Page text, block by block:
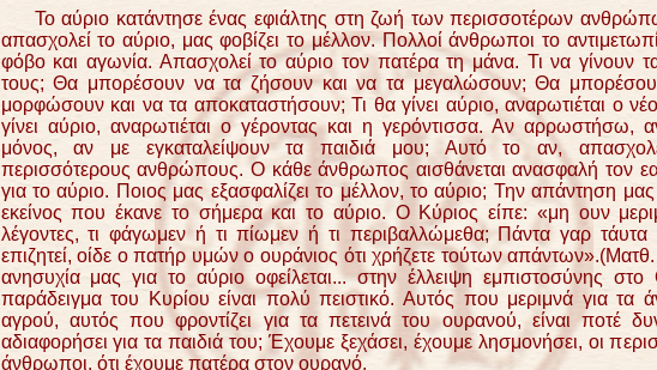
Το αύριο κατάντησε ένας εφιάλτης στη ζωή των περισσοτέρων
απασχολεί το αύριο, μας φοβίζει το μέλλον. Πολλοί άνθρωποι το
φόβο και αγωνία. Απασχολεί το αύριο τον πατέρα τη μάνα. Τι να γίνουν
τους; Θα μπορέσουν να τα ζήσουν και να τα μεγαλώσουν; Θα
μορφώσουν και να τα αποκαταστήσουν; Τι θα γίνει αύριο, αναρωτιέται ο
γίνει αύριο, αναρωτιέται ο γέροντας και η γερόντισσα. Αν αρρωστήσω,
μόνος, αν με εγκαταλείψουν τα παιδιά μου; Αυτό το αν,
περισσότερους ανθρώπους. Ο κάθε άνθρωπος αισθάνεται ανασφαλή τον
για το αύριο. Ποιος μας εξασφαλίζει το μέλλον, το αύριο; Την απάντηση μας
εκείνος που έκανε το σήμερα και το αύριο. Ο Κύριος είπε: «μη ουν
λέγοντες, τι φάγωμεν ή τι πίωμεν ή τι περιβαλλώμεθα; Πάντα γαρ τάυτα
επιζητεί, οίδε ο πατήρ υμών ο ουράνιος ότι χρήζετε τούτων
ανησυχία μας για το αύριο οφείλεται... στην έλλειψη εμπιστοσύνης
παράδειγμα του Κυρίου είναι πολύ πειστικό. Αυτός που μεριμνά για τα
αγρού, αυτός που φροντίζει για τα πετεινά του ουρανού, είναι ποτέ
αδιαφορήσει για τα παιδιά του; Έχουμε ξεχάσει, έχουμε λησμονήσει, οι
άνθρωποι, ότι έχουμε πατέρα στον ουρανό.